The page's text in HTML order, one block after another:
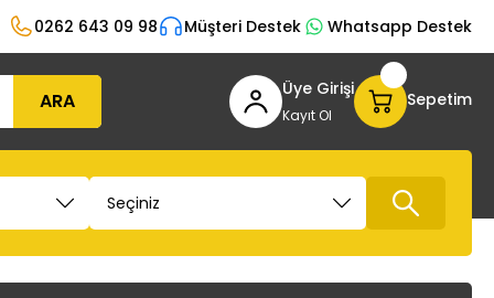
0262 643 09 98 Müşteri Destek Whatsapp Destek
ARA Üye Girişi
Kayıt Ol
Sepetim